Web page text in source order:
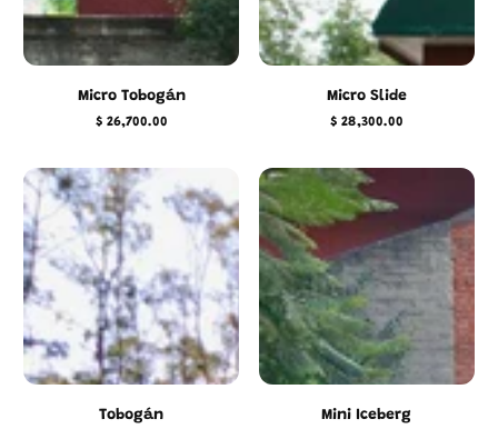
Micro Tobogán
Precio
$ 26,700.00
Micro Slide
Precio
$ 28,300.00
Tobogán Mini Iceberg